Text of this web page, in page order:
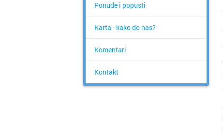
Ponude i popusti
Karta - kako do nas?
Komentari
Kontakt